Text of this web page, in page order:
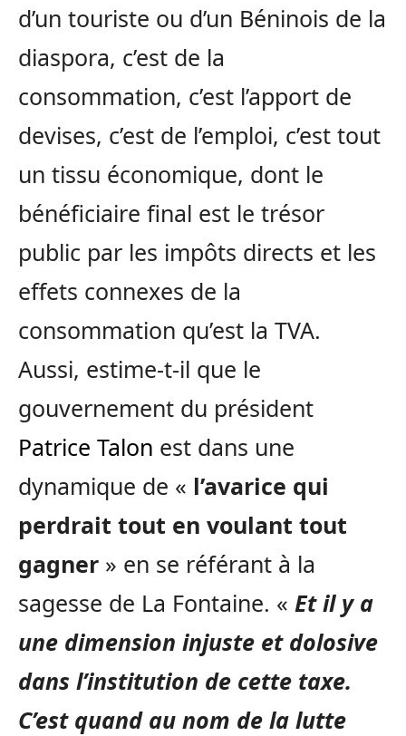
d’un touriste ou d’un Béninois de la
diaspora, c’est de la
consommation, c’est l’apport de
devises, c’est de l’emploi, c’est tout
un tissu économique, dont le
bénéficiaire final est le trésor
public par les impôts directs et les
effets connexes de la
consommation qu’est la TVA.
Aussi, estime-t-il que le
gouvernement du président
Patrice Talon est dans une
dynamique de « l’avarice qui
perdrait tout en voulant tout
gagner » en se référant à la
sagesse de La Fontaine. « Et il y a
une dimension injuste et dolosive
dans l’institution de cette taxe.
C’est quand au nom de la lutte